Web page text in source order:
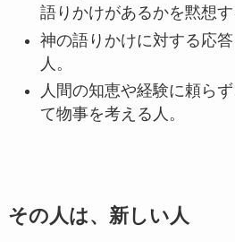
語りかけがあるかを黙想す
神の語りかけに対する応
人。
人間の知恵や経験に頼ら
て物事を考える人。
その人は、新しい人